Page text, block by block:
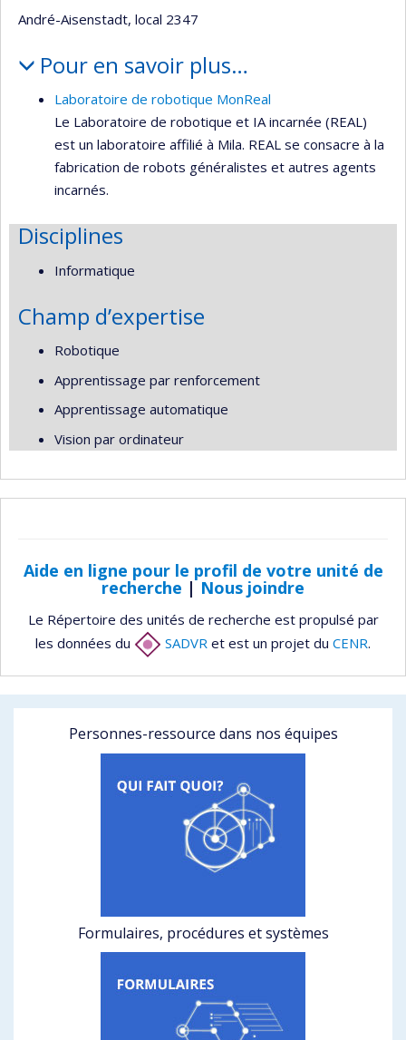
André-Aisenstadt, local 2347
Pour en savoir plus…
Laboratoire de robotique MonReal
Le Laboratoire de robotique et IA incarnée (REAL)
est un laboratoire affilié à Mila. REAL se consacre à la
fabrication de robots généralistes et autres agents
incarnés.
Disciplines
Informatique
Champ d’expertise
Robotique
Apprentissage par renforcement
Apprentissage automatique
Vision par ordinateur
Aide en ligne pour le profil de votre unité de
recherche | Nous joindre
Le Répertoire des unités de recherche est propulsé par
les données du
SADVR et est un projet du CENR.
Personnes-ressource dans nos équipes
Formulaires, procédures et systèmes